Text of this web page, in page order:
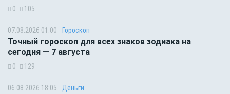
0 105
07.08.2026 01:00 Гороскоп
Точный гороскоп для всех знаков зодиака на
сегодня — 7 августа
0 129
06.08.2026 18:05 Деньги